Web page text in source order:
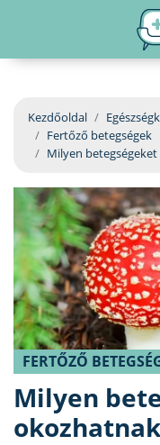
BETEGSÉGKALAUZ
ÜGYELETKERESŐ
ORVOS VÁLASZOL
ORVOSKERESŐ
Kezdőoldal
Fertőző betegségek
Milyen
FERTŐZŐ
Milyen